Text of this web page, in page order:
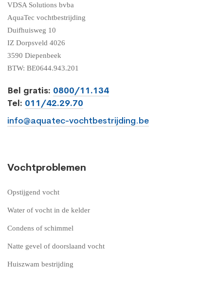
VDSA Solutions bvba
AquaTec vochtbestrijding
Duifhuisweg 10
IZ Dorpsveld 4026
3590 Diepenbeek
BTW: BE0644.943.201
Bel gratis: 0800/11.134
Tel: 011/42.29.70
info@aquatec-vochtbestrijding.be
Vochtproblemen
Opstijgend vocht
Water of vocht in de kelder
Condens of schimmel
Natte gevel of doorslaand vocht
Huiszwam bestrijding